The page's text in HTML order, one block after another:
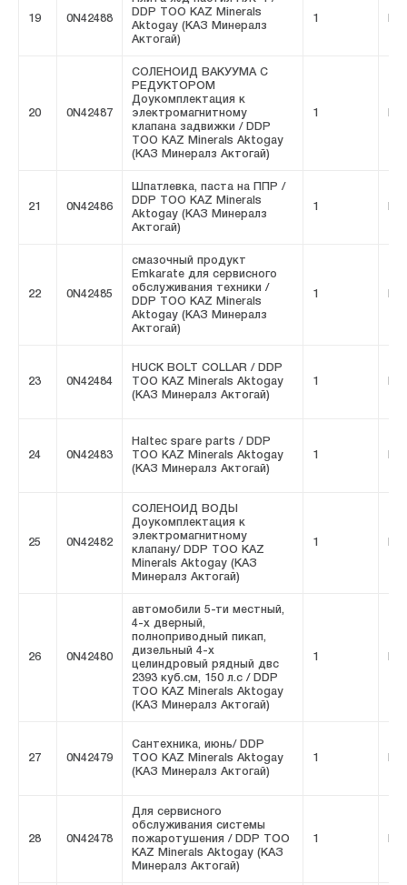
19 0N42488
DDP ТОО KAZ Minerals
Aktogay (КАЗ Минералз
Актогай)
1
20 0N42487
СОЛЕНОИД ВАКУУМА С
РЕДУКТОРОМ
Доукомплектация к
электромагнитному
клапана задвижки / DDP
ТОО KAZ Minerals Aktogay
(КАЗ Минералз Актогай)
1
21 0N42486
Шпатлевка, паста на ППР /
DDP ТОО KAZ Minerals
Aktogay (КАЗ Минералз
Актогай)
1
22 0N42485
смазочный продукт
Emkarate для сервисного
обслуживания техники /
DDP ТОО KAZ Minerals
Aktogay (КАЗ Минералз
Актогай)
1
23 0N42484
HUCK BOLT COLLAR / DDP
ТОО KAZ Minerals Aktogay
(КАЗ Минералз Актогай)
1
24 0N42483
Haltec spare parts / DDP
ТОО KAZ Minerals Aktogay
(КАЗ Минералз Актогай)
1
25 0N42482
СОЛЕНОИД ВОДЫ
Доукомплектация к
электромагнитному
клапану/ DDP ТОО KAZ
Minerals Aktogay (КАЗ
Минералз Актогай)
1
26 0N42480
автомобили 5-ти местный,
4-х дверный,
полноприводный пикап,
дизельный 4-х
целиндровый рядный двс
2393 куб.см, 150 л.с / DDP
ТОО KAZ Minerals Aktogay
(КАЗ Минералз Актогай)
1
27 0N42479
Сантехника, июнь/ DDP
ТОО KAZ Minerals Aktogay
(КАЗ Минералз Актогай)
1
28 0N42478
Для сервисного
обслуживания системы
пожаротушения / DDP ТОО
KAZ Minerals Aktogay (КАЗ
Минералз Актогай)
1